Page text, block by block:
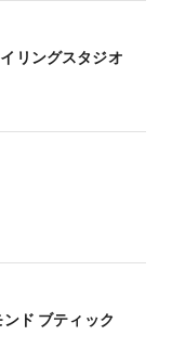
リングスタジオ
ド ブティック